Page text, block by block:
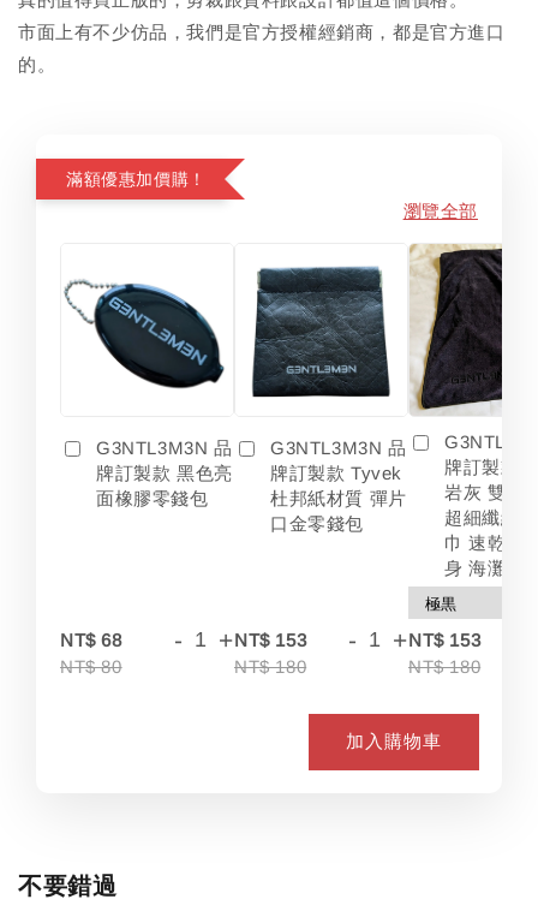
市面上有不少仿品，我們是官方授權經銷商，都是官方進口
的。
滿額優惠加價購！
瀏覽全部
G3NTL3M3N 品
牌訂製款 黑色亮
面橡膠零錢包
NT$ 68
NT$ 80
- +
G3NTL3M3N 品
牌訂製款 Tyvek
杜邦紙材質 彈片
口金零錢包
NT$ 153
NT$ 180
- +
牌訂製款
岩灰 雙色
超細纖維
巾 速乾 吸
身 海灘
NT$ 153
NT$ 180
加入購物車
不要錯過